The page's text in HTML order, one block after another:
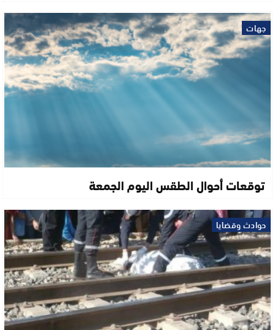
جهات
توقعات أحوال الطقس اليوم الجمعة
حوادث وقضايا